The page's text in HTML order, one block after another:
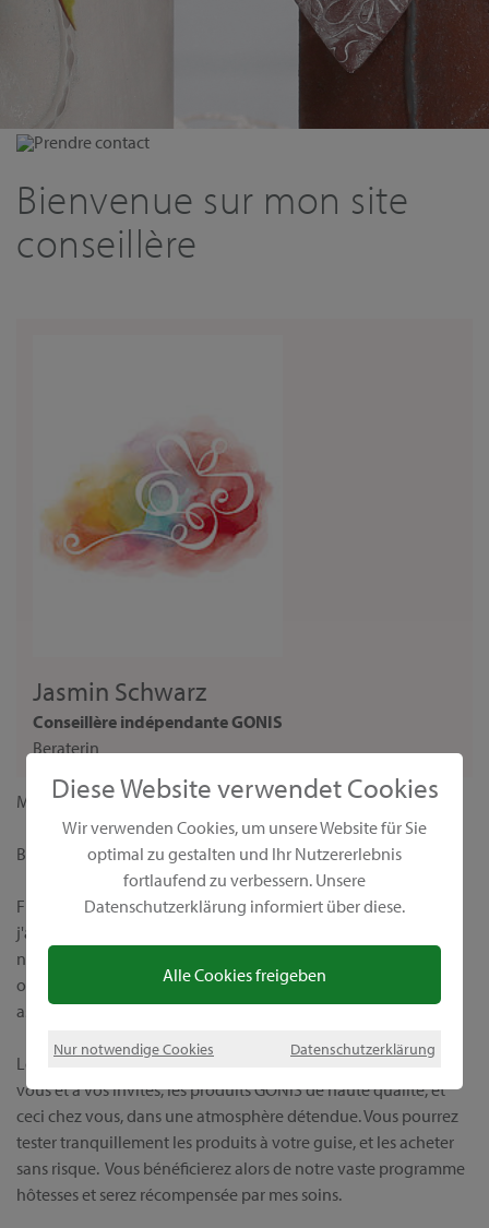
Diese Website verwendet Cookies
Wir verwenden Cookies, um unsere Website für Sie
optimal zu gestalten und Ihr Nutzererlebnis
fortlaufend zu verbessern. Unsere
Datenschutzerklärung informiert über diese.
Alle Cookies freigeben
Nur notwendige Cookies Datenschutzerklärung
Prendre contact
Bienvenue sur mon site
conseillère
Jasmin Schwarz
Conseillère indépendante GONIS
Beraterin
Madame,
Bienvenue sur ma page personnelle de conseillère GONIS !
Fidèle à la devise "Nous rendons le monde plus coloré",
j'aimerais vous présenter nos produits créatifs uniques et leurs
nombreuses possibilités d’application. Chez GONIS, vous
obtiendrez tout auprès d'une source unique, et serez en outre
assistée par moi-même, avant, et bien sûr après l'achat.
Lors d’une démonstration individuelle, je vous présenterai, à
vous et à vos invités, les produits GONIS de haute qualité, et
ceci chez vous, dans une atmosphère détendue. Vous pourrez
tester tranquillement les produits à votre guise, et les acheter
sans risque. Vous bénéficierez alors de notre vaste programme
hôtesses et serez récompensée par mes soins.